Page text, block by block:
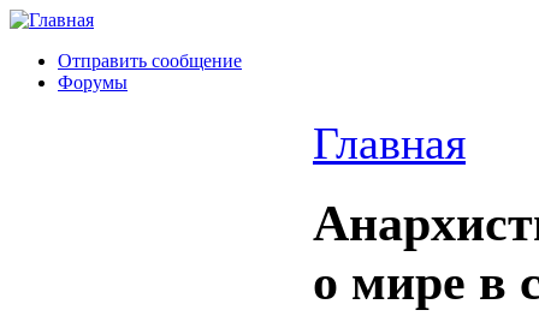
Отправить сообщение
Форумы
Главная
о мире в